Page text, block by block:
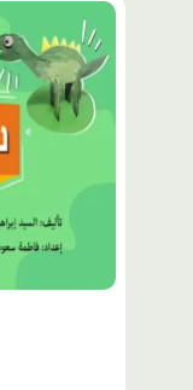
محتوى
مميّز